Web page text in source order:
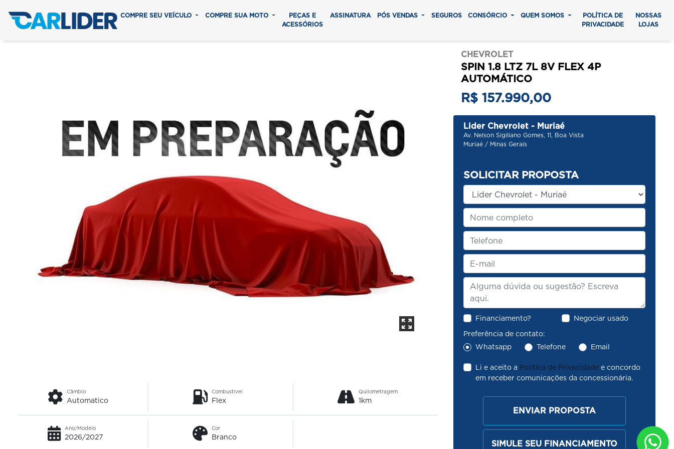
COMPRE SEU VEÍCULO COMPRE SUA MOTO
PEÇAS E
ACESSÓRIOS
ASSINATURA PÓS VENDAS SEGUROS CONSÓRCIO QUEM SOMOS
POLÍTICA DE
PRIVACIDADE
NOSSAS
LOJAS
CHEVROLET
SPIN 1.8 LTZ 7L 8V FLEX 4P
AUTOMÁTICO
R$ 157.990,00
Lider Chevrolet - Muriaé
Av. Nelson Sigiliano Gomes, 11, Boa Vista
Muriaé / Minas Gerais
SOLICITAR PROPOSTA
Financiamento?
Negociar usado
Preferência de contato:
Whatsapp
Telefone Email
Li e aceito a Política de Privacidadee concordo
em receber comunicações da concessionária.
ENVIAR PROPOSTA
SIMULE SEU FINANCIAMENTO
Previous
Câmbio
Automatico
Combustível
Flex
Quilometragem
1km
Ano/Modelo
2026/2027
Cor
Branco